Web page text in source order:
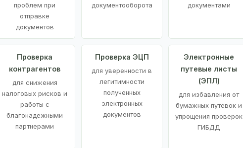
проблем при
отправке
документов
документооборота
документами
Проверка
контрагентов
для снижения
налоговых рисков и
работы с
благонадежными
партнерами
Проверка ЭЦП
для уверенности в
легитимности
полученных
электронных
документов
Электронные
путевые листы
(ЭПЛ)
для избавления от
бумажных путевок и
упрощения проверок
ГИБДД